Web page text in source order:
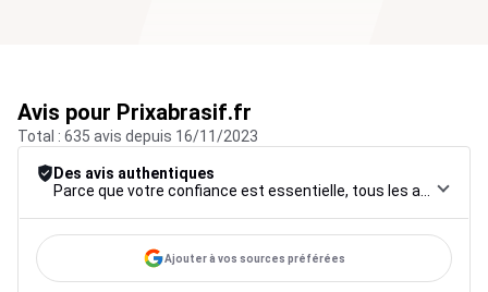
Avis pour Prixabrasif.fr
Total : 635 avis depuis 16/11/2023
Des avis authentiques
Ajouter à vos sources préférées